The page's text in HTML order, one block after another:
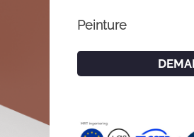
Peinture